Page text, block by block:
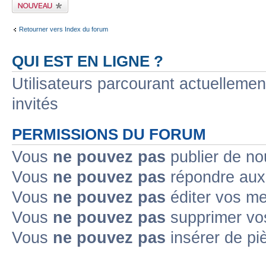
Publier un nouveau
sujet
Retourner vers Index du forum
QUI EST EN LIGNE ?
Utilisateurs parcourant
invités
PERMISSIONS DU FORUM
Vous ne pouvez pas publier de
Vous ne pouvez pas répondre
Vous ne pouvez pas éditer vos
Vous ne pouvez pas supprimer
Vous ne pouvez pas insérer de